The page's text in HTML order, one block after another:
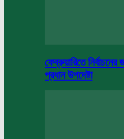
ফেব্রুয়ারিতে
প্রধান উপদেষ্টা